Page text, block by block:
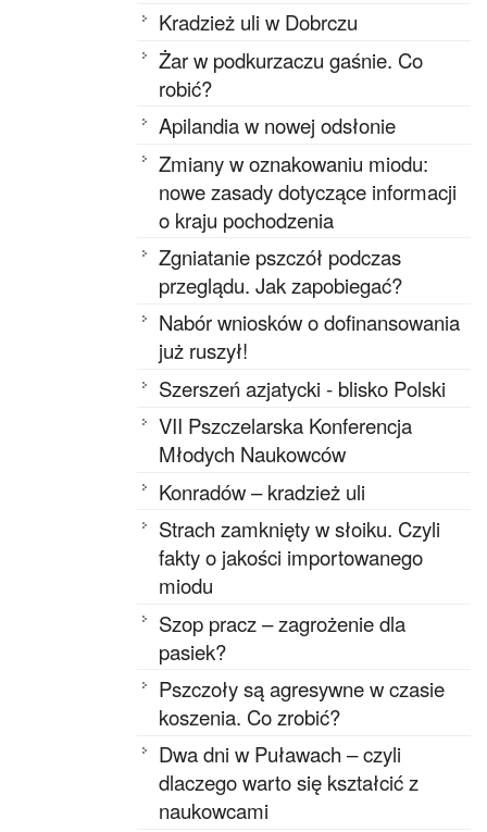
Kradzież uli w Dobrczu
Żar w podkurzaczu gaśnie. Co
robić?
Apilandia w nowej odsłonie
Zmiany w oznakowaniu miodu:
nowe zasady dotyczące informacji
o kraju pochodzenia
Zgniatanie pszczół podczas
przeglądu. Jak zapobiegać?
Nabór wniosków o dofinansowania
już ruszył!
Szerszeń azjatycki - blisko Polski
VII Pszczelarska Konferencja
Młodych Naukowców
Konradów – kradzież uli
Strach zamknięty w słoiku. Czyli
fakty o jakości importowanego
miodu
Szop pracz – zagrożenie dla
pasiek?
Pszczoły są agresywne w czasie
koszenia. Co zrobić?
Dwa dni w Puławach – czyli
dlaczego warto się kształcić z
naukowcami